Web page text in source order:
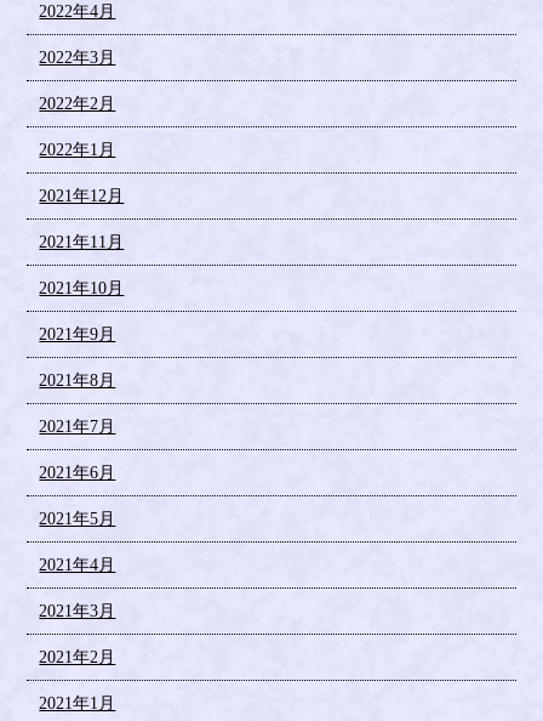
2022年4月
2022年3月
2022年2月
2022年1月
2021年12月
2021年11月
2021年10月
2021年9月
2021年8月
2021年7月
2021年6月
2021年5月
2021年4月
2021年3月
2021年2月
2021年1月